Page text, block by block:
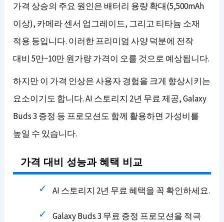
가격 상승의 주요 원인은 배터리 용량 확대(5,500mAh
이상), 카메라 센서 업그레이드, 그리고 티타늄 소재
적용 등입니다. 이러한 프리미엄 사양 덕분에 전작
대비 5만~10만 원가량 가격이 오를 것으로 예상됩니다.
하지만 이 가격 인상은 사용자 경험을 크게 향상시키는
요소이기도 합니다. AI 스토리지 2년 무료 제공, Galaxy
Buds 3 증정 등 프로모션도 함께 활용하면 가성비를
높일 수 있습니다.
가격 대비 성능과 혜택 비교
AI 스토리지 2년 무료 혜택을 꼭 확인하세요.
Galaxy Buds 3 무료 증정 프로모션을 적극